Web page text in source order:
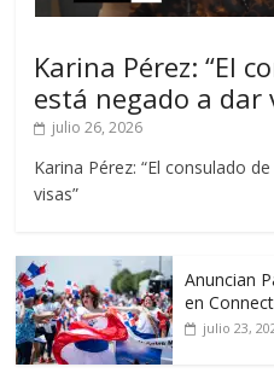
Karina Pérez: “El
está negado a dar
julio 26, 2026
Karina Pérez: “El consulado
visas”
Anuncian
en
julio 23,